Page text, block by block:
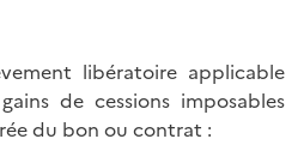
libératoire applicable
de cessions imposables
du bon ou contrat :